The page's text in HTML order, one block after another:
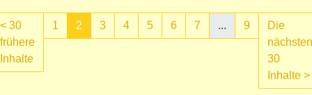
< 30
frühere
Inhalte
1
2
3 4 5 6 7 ... 9
Die
nächsten
30
Inhalte >